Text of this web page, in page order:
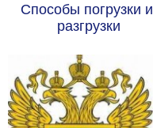
Способы погрузки и
разгрузки